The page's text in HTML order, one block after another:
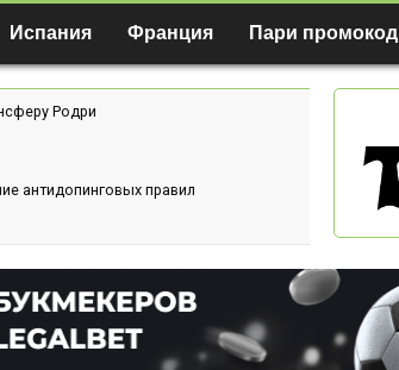
Испания Франция Пари промокод
Родри
антидопинговых правил